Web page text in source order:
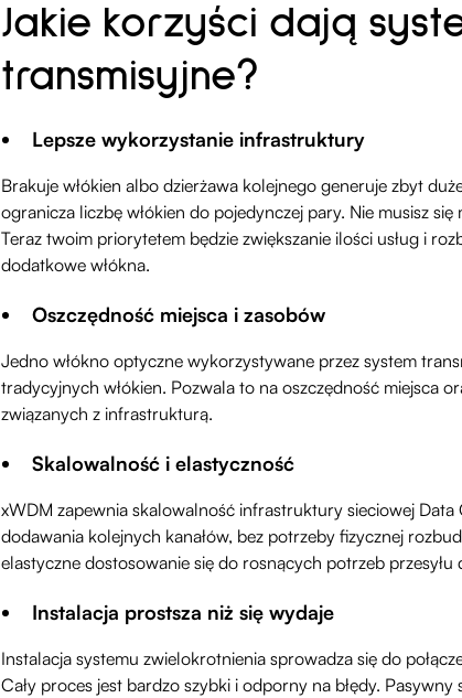
Jakie korzyści dają
transmisyjne?
Lepsze wykorzystanie infrastruktury
Brakuje włókien albo dzierżawa kolejnego generuje zbyt
ogranicza liczbę włókien do pojedynczej pary. Nie musisz
Teraz twoim priorytetem będzie zwiększanie ilości usług i
dodatkowe włókna.
Oszczędność miejsca i zasobów
Jedno włókno optyczne wykorzystywane przez system
tradycyjnych włókien. Pozwala to na oszczędność miejsca
związanych z infrastrukturą.
Skalowalność i elastyczność
xWDM zapewnia skalowalność infrastruktury sieciowej Data
dodawania kolejnych kanałów, bez potrzeby fizycznej
elastyczne dostosowanie się do rosnących potrzeb przesyłu
Instalacja prostsza niż się wydaje
Instalacja systemu zwielokrotnienia sprowadza się do
Cały proces jest bardzo szybki i odporny na błędy.